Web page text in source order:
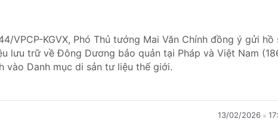
VPCP-KGVX, Phó Thủ tướng Mai Văn Chính đồng ý gửi hồ
lưu trữ về Đông Dương bảo quản tại Pháp và Việt Nam
vào Danh mục di sản tư liệu thế giới.
13/02/2026